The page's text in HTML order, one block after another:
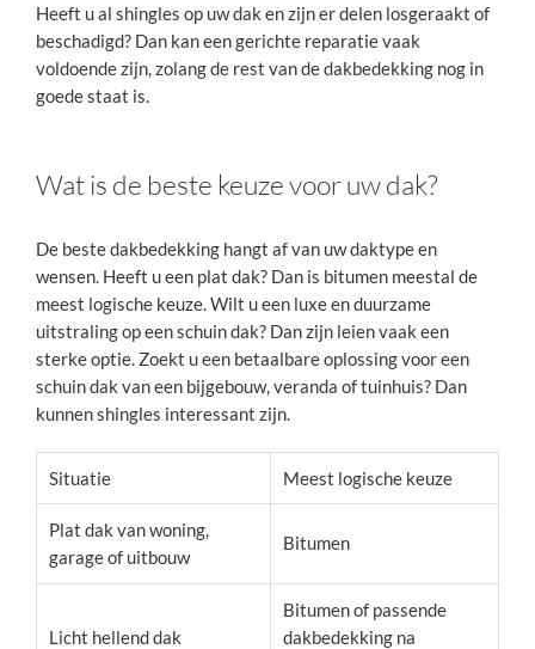
Heeft u al shingles op uw dak en zijn er delen losgeraakt of
beschadigd? Dan kan een gerichte reparatie vaak
voldoende zijn, zolang de rest van de dakbedekking nog in
goede staat is.
Wat is de beste keuze voor uw dak?
De beste dakbedekking hangt af van uw daktype en
wensen. Heeft u een plat dak? Dan is bitumen meestal de
meest logische keuze. Wilt u een luxe en duurzame
uitstraling op een schuin dak? Dan zijn leien vaak een
sterke optie. Zoekt u een betaalbare oplossing voor een
schuin dak van een bijgebouw, veranda of tuinhuis? Dan
kunnen shingles interessant zijn.
Situatie Meest logische keuze
Plat dak van woning,
garage of uitbouw
Bitumen
Licht hellend dak
Bitumen of passende
dakbedekking na